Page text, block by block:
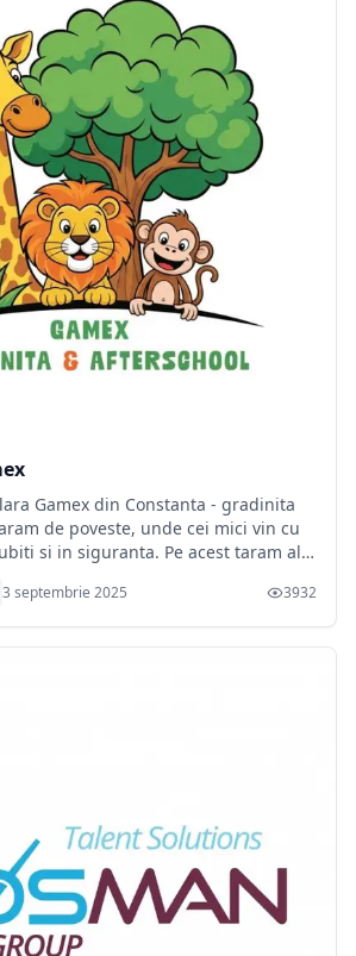
Gamex din Constanta - gradinita
de poveste, unde cei mici vin cu
si in siguranta. Pe acest taram al
invata sa isi exprime opiniile si sa
gradinita: 0728417289,
3 septembrie 2025 3932